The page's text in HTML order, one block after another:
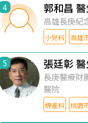
4 郭和昌
高雄長庚紀
小兒科 高雄
5 張廷彰
長庚醫療財
醫院
婦產科 桃園